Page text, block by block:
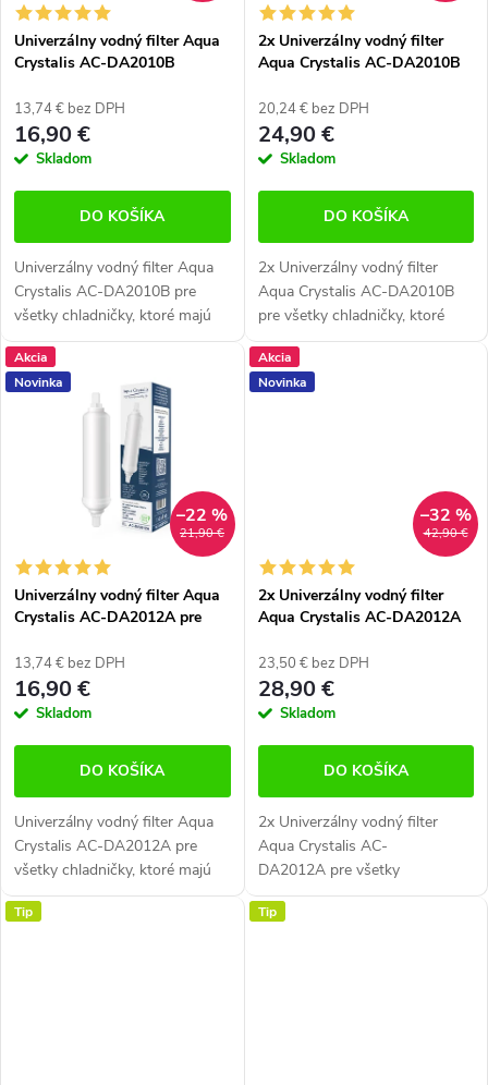
p
r
o
d
u
k
t
o
v
p
r
o
d
u
k
t
o
v
Univerzálny vodný filter Aqua
Crystalis AC-DA2010B
13,74 € bez DPH
16,90 €
Skladom
DO KOŠÍKA
Univerzálny vodný filter Aqua
Crystalis AC-DA2010B pre
všetky chladničky, ktoré majú
filter umiestnené na hadičke.
Vhodné pre všetky americké
chladničky s filtrom,
umiestneným...
2x Univerzálny vodný filter
Aqua Crystalis AC-DA2010B
20,24 € bez DPH
24,90 €
Skladom
DO KOŠÍKA
2x Univerzálny vodný filter
Aqua Crystalis AC-DA2010B
pre všetky chladničky, ktoré
majú filter umiestnené na
hadičke. Vhodné pre všetky
americké chladničky s filtrom,...
Akcia
Novinka
21,90 €
–22 %
Univerzálny vodný filter Aqua
Crystalis AC-DA2012A pre
ďalšie
13,74 € bez DPH
16,90 €
Skladom
DO KOŠÍKA
Univerzálny vodný filter Aqua
Crystalis AC-DA2012A pre
všetky chladničky, ktoré majú
filter umiestnené na hadičke.
Pripojenie skrutkovaním.
Akcia
Novinka
42,90 €
–32 %
2x Univerzálny vodný filter
Aqua Crystalis AC-DA2012A
ďalšie
23,50 € bez DPH
28,90 €
Skladom
DO KOŠÍKA
2x Univerzálny vodný filter
Aqua Crystalis AC-
DA2012A pre všetky
chladničky, ktoré majú filter
umiestnené na hadičke.
Tip Tip